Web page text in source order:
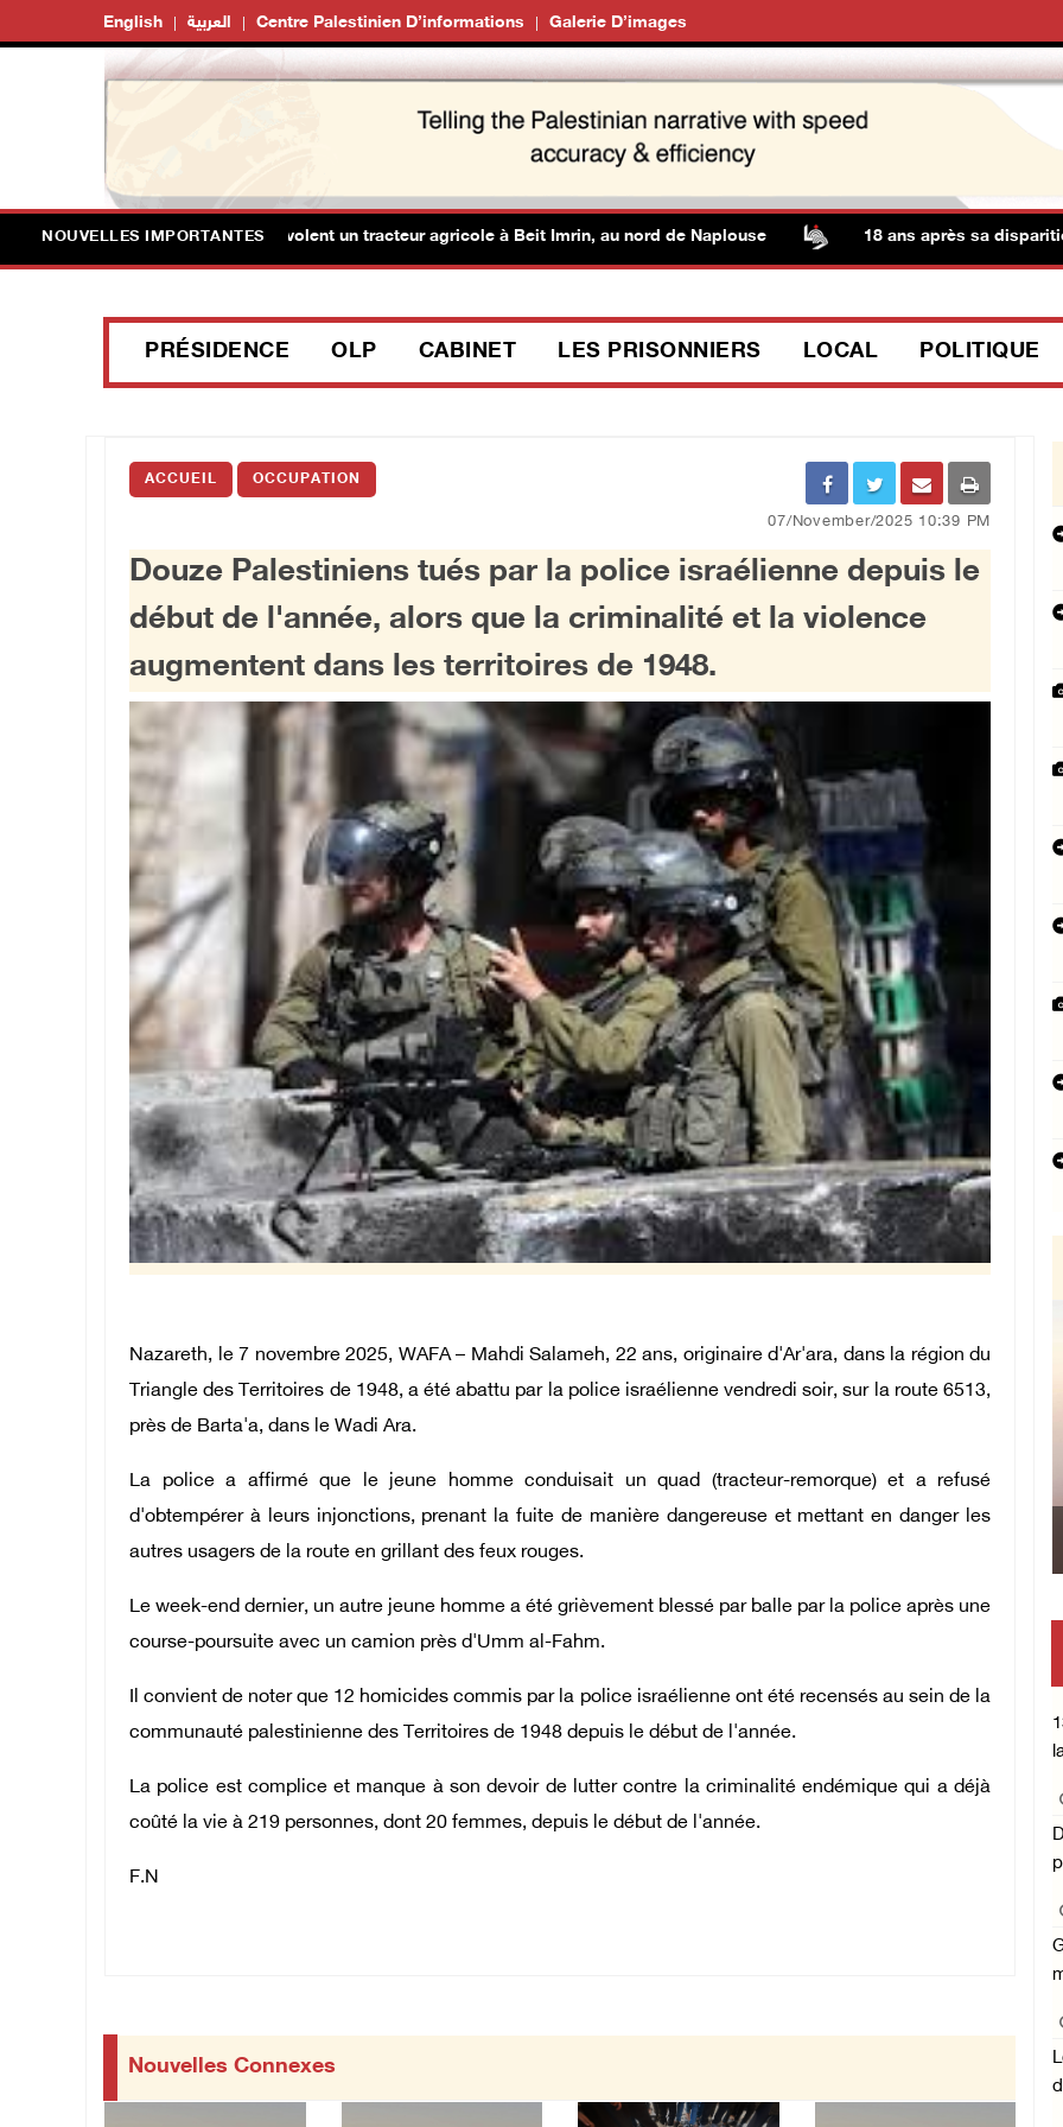
English العربية Centre Palestinien D’informations Galerie D’images
NOUVELLES IMPORTANTES
milices de colons israéliens volent un tracteur agricole à Beit Imrin, au nord de Naplouse 18 ans après sa disparition,
PRÉSIDENCE OLP CABINET LES PRISONNIERS LOCAL POLITIQUE
ACCUEIL OCCUPATION
07/November/2025 10:39 PM
Douze Palestiniens tués par la police israélienne depuis le
début de l'année, alors que la criminalité et la violence
augmentent dans les territoires de 1948.
Nazareth, le 7 novembre 2025, WAFA – Mahdi Salameh, 22 ans, originaire d'Ar'ara, dans la région du
Triangle des Territoires de 1948, a été abattu par la police israélienne vendredi soir, sur la route 6513,
près de Barta'a, dans le Wadi Ara.
La police a affirmé que le jeune homme conduisait un quad (tracteur-remorque) et a refusé
d'obtempérer à leurs injonctions, prenant la fuite de manière dangereuse et mettant en danger les
autres usagers de la route en grillant des feux rouges.
Le week-end dernier, un autre jeune homme a été grièvement blessé par balle par la police après une
course-poursuite avec un camion près d'Umm al-Fahm.
Il convient de noter que 12 homicides commis par la police israélienne ont été recensés au sein de la
communauté palestinienne des Territoires de 1948 depuis le début de l'année.
La police est complice et manque à son devoir de lutter contre la criminalité endémique qui a déjà
coûté la vie à 219 personnes, dont 20 femmes, depuis le début de l'année.
F.N
Nouvelles Connexes